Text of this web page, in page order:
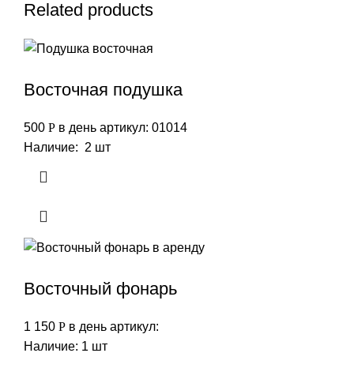
Related products
Восточная подушка
500 Р в день артикул: 01014
Наличие: 2 шт
Восточный фонарь
1 150 Р в день артикул:
Наличие: 1 шт